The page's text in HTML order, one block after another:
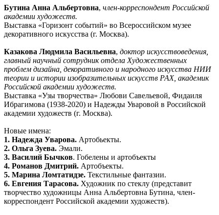
Бутина Анна Альбертовна, член-корреспондент Российской
академии художеств.
Выставка «Горизонт событий» во Всероссийском музее
декоративного искусства (г. Москва).
Казакова Людмила Васильевна, доктор искусствоведения,
главный научный сотрудник отдела Художественных
проблем дизайна, декоративного и народного искусства НИИ
теории и истории изобразительных искусств РАХ, академик
Российской академии художеств.
Выставка «Узы творчества» Любови Савельевой, Фидаиля
Ибрагимова (1938-2020) и Надежды Уваровой в Российской
академии художеств (г. Москва).
Новые имена:
1. Надежда Уварова. Артобьекты.
2. Ольга Зуева. Эмали.
3. Василий Бычков. Гобелены и артобъекты
4. Романов Дмитрий. Артобъекты.
5. Марина Ломтатидзе. Текстильные фантазии.
6. Евгения Тарасова. Художник по стеклу (представит
творчество художницы Анна Альбертовна Бутина, член-
корреспондент Российской академии художеств).